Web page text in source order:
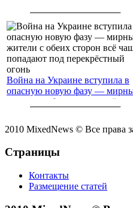
Война на Украине вступила в
опасную новую фазу —
жители с обеих сторон всё
2010 MixedNews © Все права
Страницы
Контакты
Размещение статей